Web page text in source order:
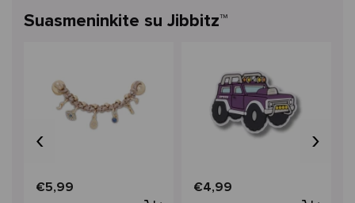
Suasmeninkite su Jibbitz™
€5,99 €4,99
‹ ›